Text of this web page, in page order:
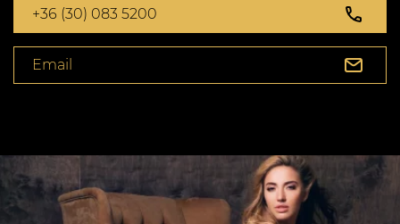
+36 (30) 083 5200
Email